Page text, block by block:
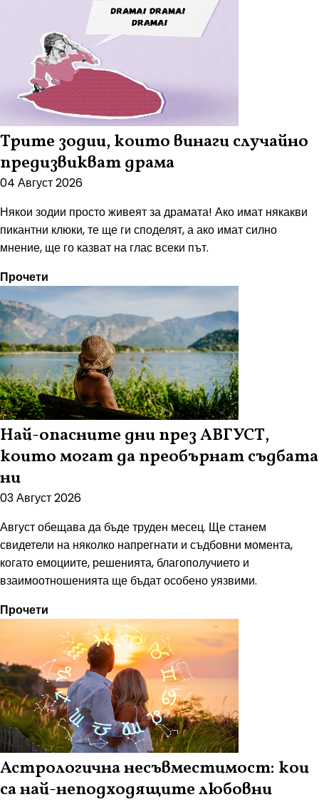
Трите зодии, които винаги случайно
предизвикват драма
04 Август 2026
Някои зодии просто живеят за драмата! Ако имат някакви
пикантни клюки, те ще ги споделят, а ако имат силно
мнение, ще го казват на глас всеки път.
Прочети
Най-опасните дни през АВГУСТ,
които могат да преобърнат съдбата
ни
03 Август 2026
Август обещава да бъде труден месец. Ще станем
свидетели на няколко напрегнати и съдбовни момента,
когато емоциите, решенията, благополучието и
взаимоотношенията ще бъдат особено уязвими.
Прочети
Астрологична несъвместимост: кои
са най-неподходящите любовни